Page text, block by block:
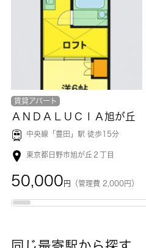
賃貸アパート
ＡＮＤＡＬＵＣＩＡ旭が丘
中央線「 豊田 」駅 徒歩15分
東京都日野市旭が丘２丁目
50,000 円 （管理費 2,000円）